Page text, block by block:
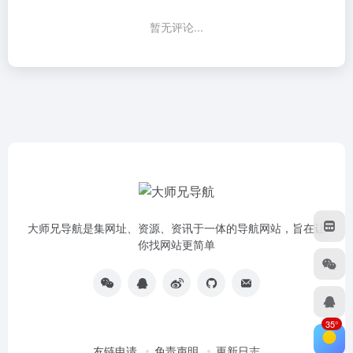
暂无评论...
大师兄导航是集网址、资源、资讯于一体的导航网站，旨在让
你找网站更简单
35°